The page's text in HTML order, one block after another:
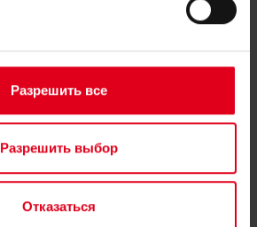
Разрешить все
Разрешить выбор
Отказаться